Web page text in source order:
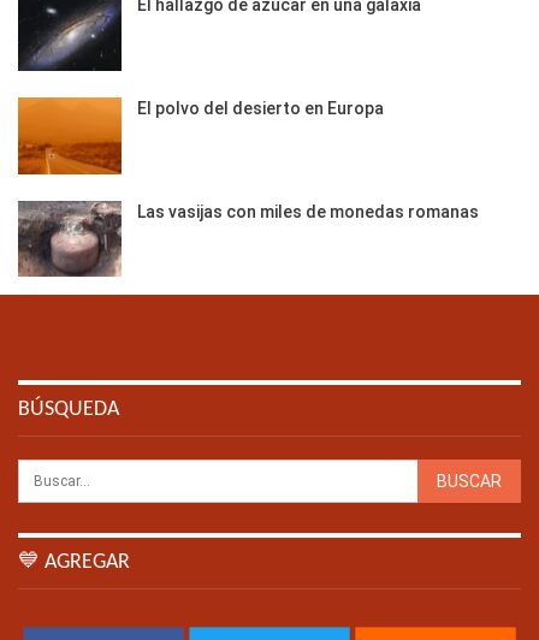
El hallazgo de azúcar en una galaxia
El polvo del desierto en Europa
Las vasijas con miles de monedas romanas
BÚSQUEDA
💙 AGREGAR